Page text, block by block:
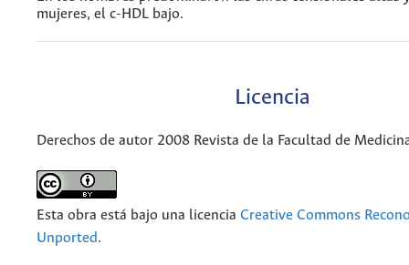
mujeres, el c-HDL bajo.
Licencia
Derechos de autor 2008 Revista de la Facultad de
Esta obra está bajo una licencia Creative Commons
Unported.